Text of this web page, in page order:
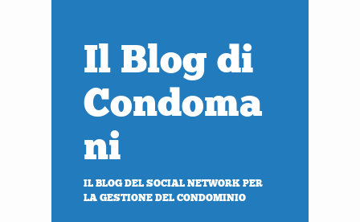
Il Blog di
Condoma
ni
IL BLOG DEL SOCIAL NETWORK PER
LA GESTIONE DEL CONDOMINIO